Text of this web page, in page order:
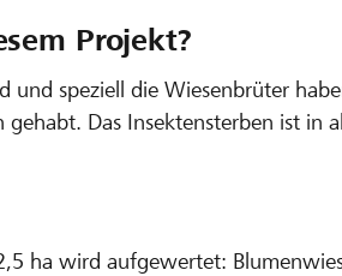
Projekt?
und speziell die Wiesenbrüter
gehabt. Das Insektensterben ist
ha wird aufgewertet: